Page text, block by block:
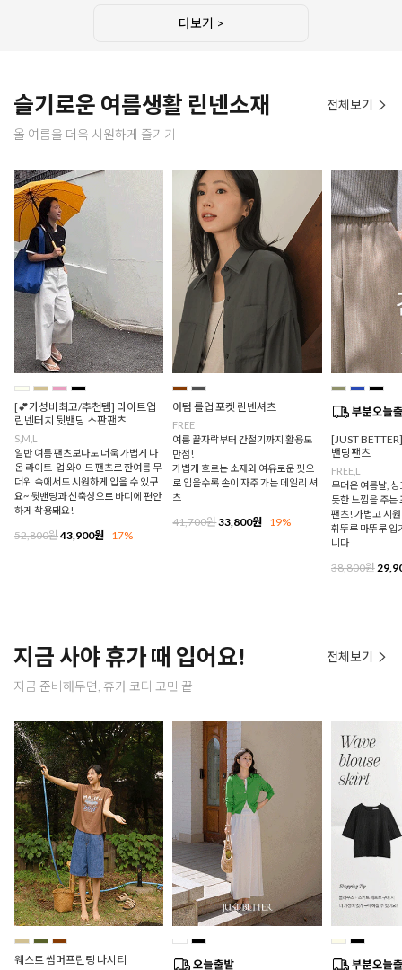
더보기 >
슬기로운 여름생활 린넨소재
올 여름을 더욱 시원하게 즐기기
전체보기
[💕가성비최고/추천템] 라이트업
린넨터치 뒷밴딩 스판팬츠
S,M,L
일반 여름 팬츠보다도 더욱 가볍게 나
온 라이트-업 와이드 팬츠로 한여름 무
더위 속에서도 시원하게 입을 수 있구
요~ 뒷밴딩과 신축성으로 바디에 편안
하게 착용돼요!
52,800원43,900원 17%
어텀 롤업 포켓 린넨셔츠
FREE
여름 끝자락부터 간절기까지 활용도
만점!
가볍게 흐르는 소재와 여유로운 핏으
로 입을수록 손이 자주 가는 데일리 셔
츠
41,700원33,800원 19%
[JUST
밴딩팬츠
FREE,L
무더운 여름날,
듯한 느낌을 주는
팬츠! 가볍고 시
휘뚜루 마뚜루 입
니다
38,800원
지금 사야 휴가 때 입어요!
지금 준비해두면, 휴가 코디 고민 끝
전체보기
웨스트 썸머프린팅 나시티